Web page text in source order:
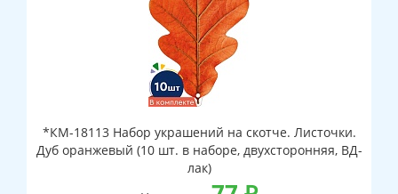
*КМ-18113 Набор украшений на скотче. Листочки.
Дуб оранжевый (10 шт. в наборе, двухсторонняя, ВД-
лак)